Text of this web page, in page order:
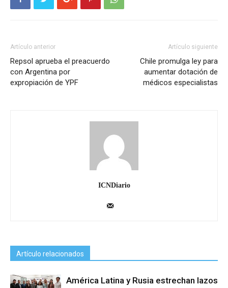
Artículo anterior
Repsol aprueba el preacuerdo
con Argentina por
expropiación de YPF
Artículo siguiente
Chile promulga ley para
aumentar dotación de
médicos especialistas
ICNDiario
Artículo relacionados
América Latina y Rusia estrechan lazos